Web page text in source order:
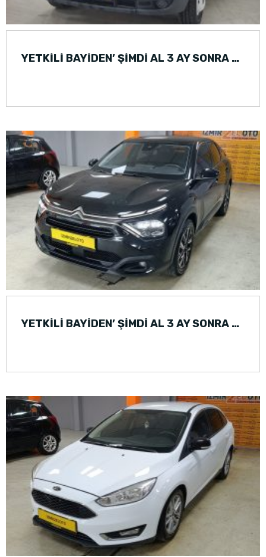
YETKİLİ BAYİDEN’ ŞİMDİ AL 3 AY SONRA ÖDE FORD TRANSİT (2011)
YETKİLİ BAYİDEN’ ŞİMDİ AL 3 AY SONRA ÖDE CİTROEN C4 (2023)